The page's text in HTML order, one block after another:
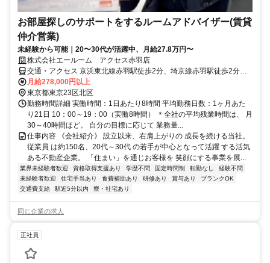
お部屋探しのサポートをするルームアドバイザー(賃貸
仲介営業)
未経験から可能｜20〜30代が活躍中、月給27.8万円〜
株式会社エールーム アクセス赤羽店
交通・アクセス 京浜東北線赤羽駅徒歩2分、埼京線赤羽駅徒歩2分、
南北線赤羽岩淵駅徒歩5分
月給278,000円以上
東京都東京23区北区
勤務時間詳細 実働時間：1日あたり8時間 平均勤務日数：1ヶ月あた
り21日 10：00～19：00（実働8時間） ＊全社の平均残業時間は、 月
30～40時間ほど。 自分の目標に応じて 業務量...
仕事内容 《会社紹介》 設立以来、右肩上がりの 成長を続ける当社。
従業員 は約150名、20代～30代 の若手が中心となって活躍 する活気
ある不動産企業。 「住まい」を通じお客様を 笑顔にする事業を展...
業界未経験者歓迎 資格取得支援あり 学歴不問 固定時間制 転勤なし
経験不問
未経験者歓迎
住宅手当あり 食費補助あり 研修あり 賞与あり
ブランクOK
交通費支給
駅近5分以内 寮・社宅あり
同じ企業の求人
正社員